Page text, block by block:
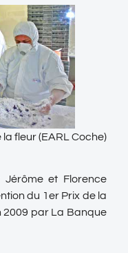
fleur (EARL Coche)
et Florence
du 1er Prix de la
2009 par La Banque